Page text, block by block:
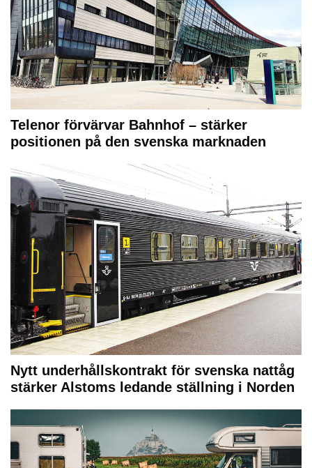
Telenor förvärvar Bahnhof – stärker
positionen på den svenska marknaden
Nytt underhållskontrakt för svenska nattåg
stärker Alstoms ledande ställning i Norden